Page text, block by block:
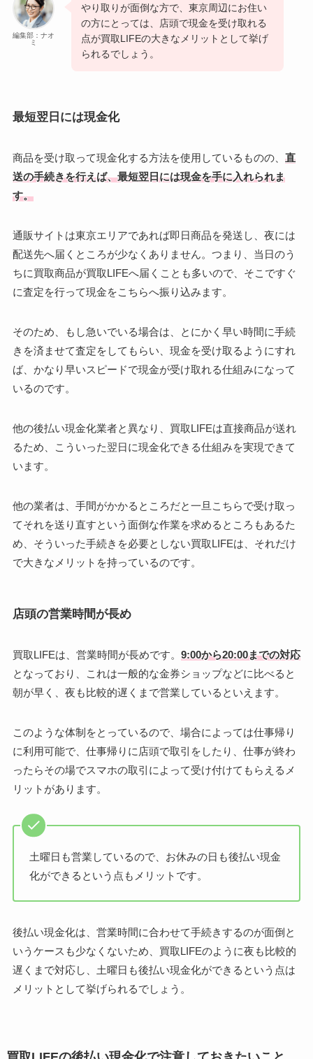
編集部：ナオ
ミ
やり取りが面倒な方で、東京周辺にお住い
の方にとっては、店頭で現金を受け取れる
点が買取LIFEの大きなメリットとして挙げ
られるでしょう。
最短翌日には現金化
商品を受け取って現金化する方法を使用しているものの、 直
送の手続きを行えば、最短翌日には現金を手に入れられま
す。
通販サイトは東京エリアであれば即日商品を発送し、夜には
配送先へ届くところが少なくありません。つまり、当日のう
ちに買取商品が買取LIFEへ届くことも多いので、そこですぐ
に査定を行って現金をこちらへ振り込みます。
そのため、もし急いでいる場合は、とにかく早い時間に手続
きを済ませて査定をしてもらい、現金を受け取るようにすれ
ば、かなり早いスピードで現金が受け取れる仕組みになって
いるのです。
他の後払い現金化業者と異なり、買取LIFEは直接商品が送れ
るため、こういった翌日に現金化できる仕組みを実現できて
います。
他の業者は、手間がかかるところだと一旦こちらで受け取っ
てそれを送り直すという面倒な作業を求めるところもあるた
め、そういった手続きを必要としない買取LIFEは、それだけ
で大きなメリットを持っているのです。
店頭の営業時間が長め
買取LIFEは、営業時間が長めです。 9:00から20:00までの対応
となっており、これは一般的な金券ショップなどに比べると
朝が早く、夜も比較的遅くまで営業しているといえます。
このような体制をとっているので、場合によっては仕事帰り
に利用可能で、仕事帰りに店頭で取引をしたり、仕事が終わ
ったらその場でスマホの取引によって受け付けてもらえるメ
リットがあります。
土曜日も営業しているので、お休みの日も後払い現金
化ができるという点もメリットです。
後払い現金化は、営業時間に合わせて手続きするのが面倒と
いうケースも少なくないため、買取LIFEのように夜も比較的
遅くまで対応し、土曜日も後払い現金化ができるという点は
メリットとして挙げられるでしょう。